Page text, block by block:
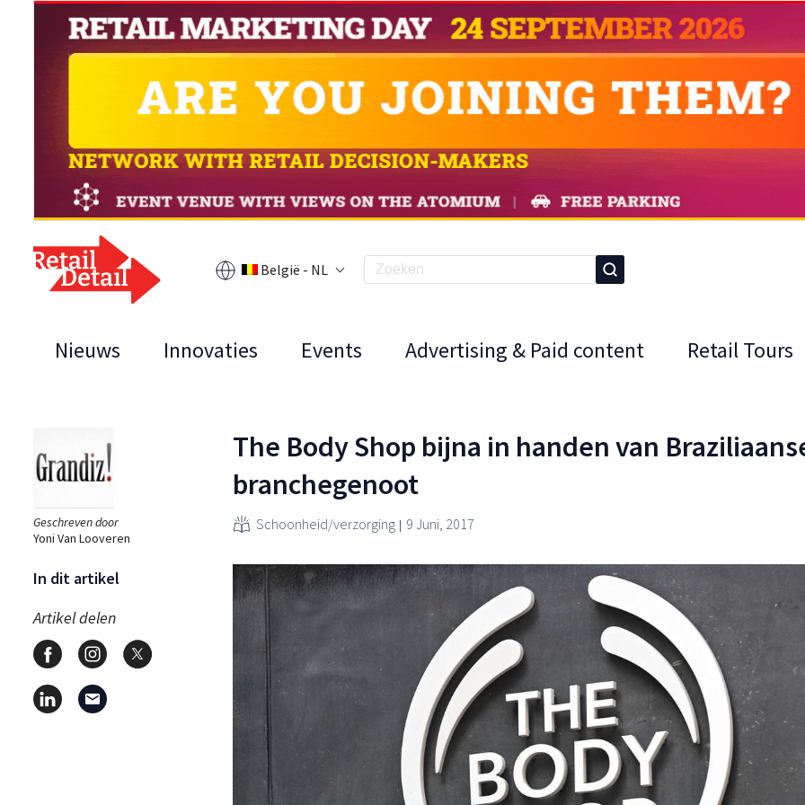
België - NL
Nieuws Innovaties Events Advertising & Paid content Retail Tours
Geschreven door
Yoni Van Looveren
In dit artikel
Artikel delen
The Body Shop bijna in handen van
branchegenoot
Schoonheid/verzorging 9 Juni, 2017